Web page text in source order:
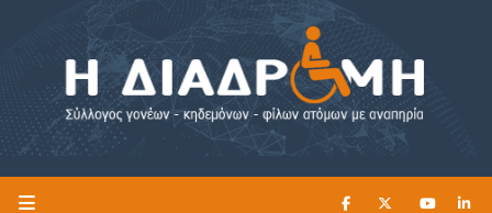
Η ΔΙΑΔΡΟΜΗ ΔΙΑΒΑΣΤΕ ΕΔΩ ►